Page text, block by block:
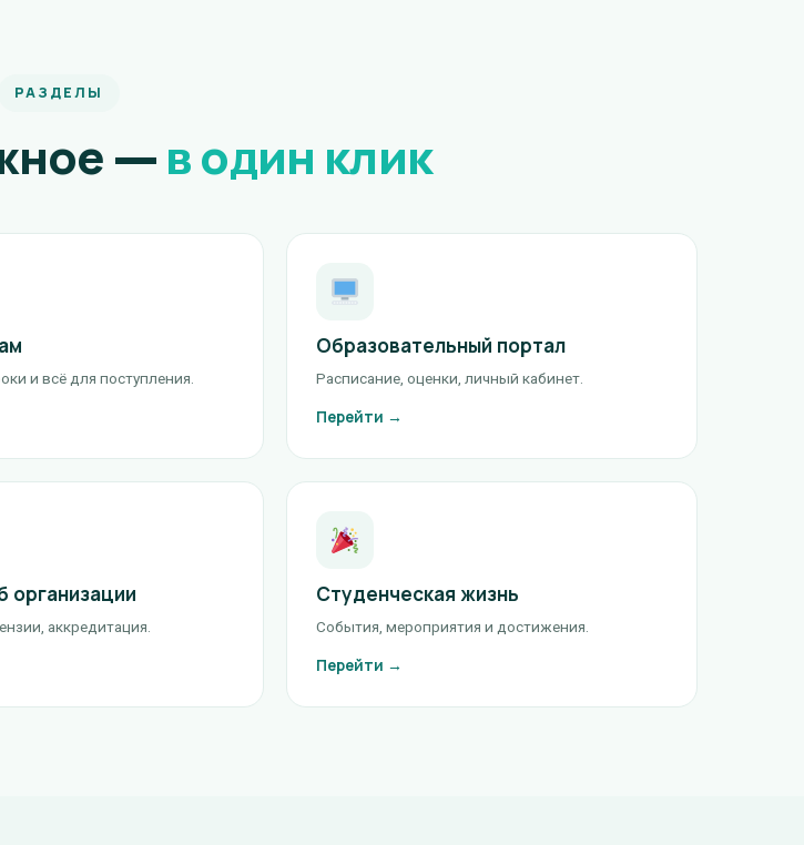
РАЗДЕЛЫ
— в один клик
и всё для поступления.
Образовательный портал
Расписание, оценки, личный кабинет.
Перейти →
организации
аккредитация.
Студенческая жизнь
События, мероприятия и достижения.
Перейти →